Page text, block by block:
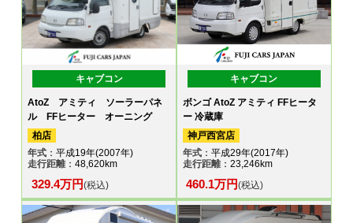
キャブコン
AtoZ アミティ ソーラーパネ
ル FFヒーター オーニング
柏店
年式 ：平成19年(2007年)
走行距離：48,620km
329.4万円(税込)
キャブコン
ボンゴ AtoZ アミティ FFヒータ
ー 冷蔵庫
神戸西宮店
年式：平成29年(2017年)
走行距離：23,246km
460.1万円(税込)